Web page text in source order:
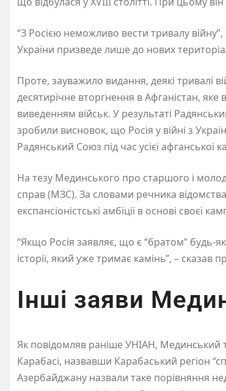
“З Росією неможливо вести тривалу
України призведе лише до нових
Проте, зауважило видання, деякі тривалі
десятирічне вторгнення в Афганістан,
виведенням військ. У результаті
зробили висновок, що Росія у війні з
Радянський Союз під час усієї афганської
На тезу Мединського про старшого і
справ (МЗС). За словами речника відомства
експансіоністські амбіції в основі своєї
“Якщо Росія заявляє, що є “братом” будь-
історії, який уже тримає камінь”, – сказав
Інші заяви
Як повідомляв раніше УНІАН, Мединський
Карабасі, назвавши Карабаський регіон
Азербайджану назвали таке порівняння